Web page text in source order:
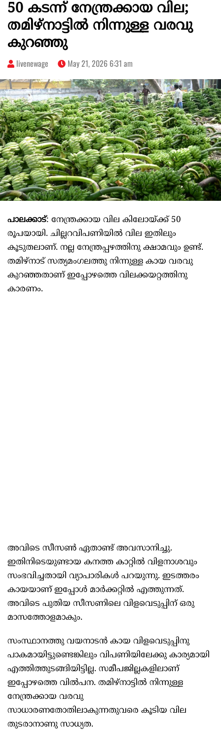
50 കടന്ന് നേന്ത്രക്കായ വില;
തമിഴ്നാട്ടിൽ നിന്നുള്ള വരവു
കുറഞ്ഞു
livenewage May 21, 2026 6:31 am
പാലക്കാട്: നേന്ത്രക്കായ വില കിലോയ്ക്ക് 50
രൂപയായി. ചില്ലറവിപണിയിൽ വില ഇതിലും
കൂടുതലാണ്. നല്ല നേന്ത്രപ്പഴത്തിനു ക്ഷാമവും ഉണ്ട്.
തമിഴ്നാട് സത്യമംഗലത്തു നിന്നുള്ള കായ വരവു
കുറഞ്ഞതാണ് ഇപ്പോഴത്തെ വിലക്കയറ്റത്തിനു
കാരണം.
അവിടെ സീസൺ ഏതാണ്ട് അവസാനിച്ചു.
ഇതിനിടെയുണ്ടായ കനത്ത കാറ്റിൽ വിളനാശവും
സംഭവിച്ചതായി വ്യാപാരികൾ പറയുന്നു. ഇടത്തരം
കായയാണ് ഇപ്പോൾ മാർക്കറ്റിൽ എത്തുന്നത്.
അവിടെ പുതിയ സീസണിലെ വിളവെടുപ്പിന് ഒരു
മാസത്തോളമാകും.
സംസ്ഥാനത്തു വയനാടൻ കായ വിളവെടുപ്പിനു
പാകമായിട്ടുണ്ടെങ്കിലും വിപണിയിലേക്കു കാര്യമായി
എത്തിത്തുടങ്ങിയിട്ടില്ല. സമീപജില്ലകളിലാണ്
ഇപ്പോഴത്തെ വിൽപന. തമിഴ്നാട്ടിൽ നിന്നുള്ള
നേന്ത്രക്കായ വരവു
സാധാരണതോതിലാകുന്നതുവരെ കൂടിയ വില
തുടരാനാണു സാധ്യത.